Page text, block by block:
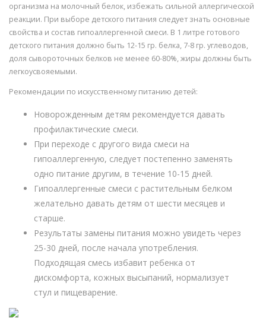
организма на молочный белок, избежать сильной аллергической
реакции. При выборе детского питания следует знать основные
свойства и состав гипоаллергенной смеси. В 1 литре готового
детского питания должно быть 12-15 гр. белка, 7-8 гр. углеводов,
доля сывороточных белков не менее 60-80%, жиры должны быть
легкоусвояемыми.
Рекомендации по искусственному питанию детей:
Новорожденным детям рекомендуется давать
профилактические смеси.
При переходе с другого вида смеси на
гипоаллергенную, следует постепенно заменять
одно питание другим, в течение 10-15 дней.
Гипоаллергенные смеси с растительным белком
желательно давать детям от шести месяцев и
старше.
Результаты замены питания можно увидеть через
25-30 дней, после начала употребления.
Подходящая смесь избавит ребенка от
дискомфорта, кожных высыпаний, нормализует
стул и пищеварение.